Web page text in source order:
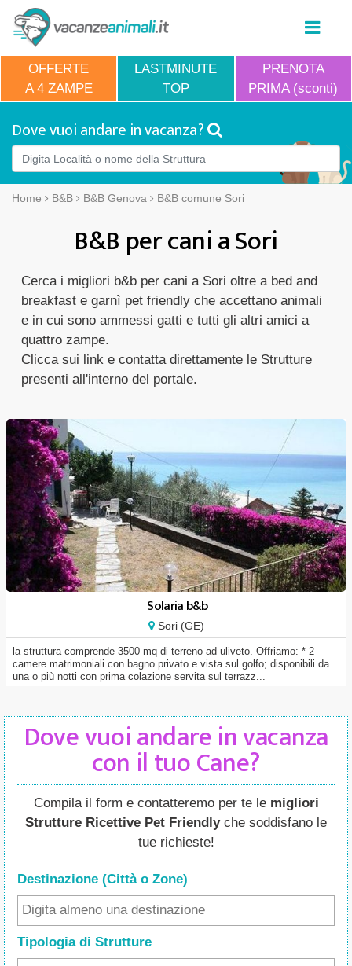
OFFERTE
A 4 ZAMPE
LASTMINUTE
TOP
PRENOTA
PRIMA (sconti)
Dove vuoi andare in vacanza?
Home B&B B&B Genova B&B comune Sori
B&B per cani a Sori
Cerca i migliori b&b per cani a Sori oltre a bed and
breakfast e garnì pet friendly che accettano animali
e in cui sono ammessi gatti e tutti gli altri amici a
quattro zampe.
Clicca sui link e contatta direttamente le Strutture
presenti all'interno del portale.
Solaria b&b
Sori (GE)
la struttura comprende 3500 mq di terreno ad uliveto. Offriamo: * 2
camere matrimoniali con bagno privato e vista sul golfo; disponibili da
una o più notti con prima colazione servita sul terrazz...
Dove vuoi andare in vacanza
con il tuo Cane?
Compila il form e contatteremo per te le migliori
Strutture Ricettive Pet Friendlyche soddisfano le
tue richieste!
Destinazione (Città o Zone)
Tipologia di Strutture